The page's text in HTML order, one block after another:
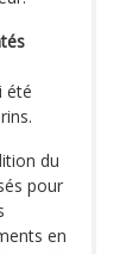
été
du
pour
en